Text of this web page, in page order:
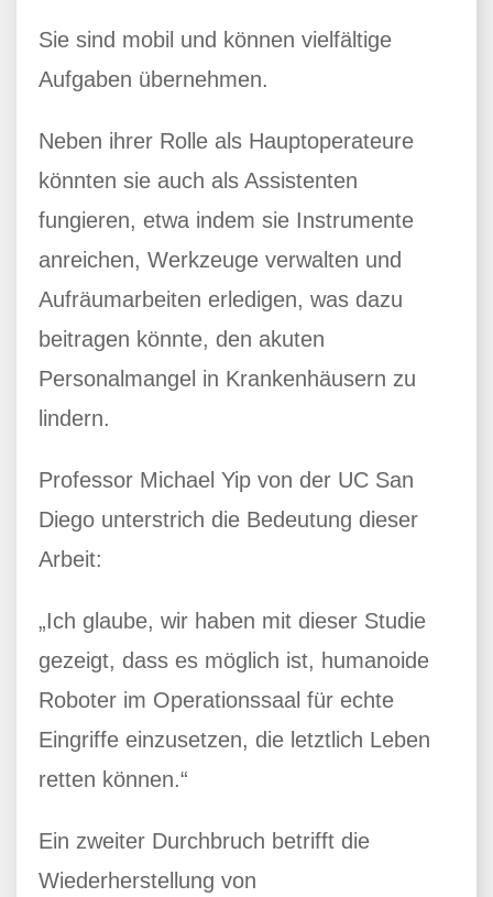
Sie sind mobil und können vielfältige
Aufgaben übernehmen.
Neben ihrer Rolle als Hauptoperateure
könnten sie auch als Assistenten
fungieren, etwa indem sie Instrumente
anreichen, Werkzeuge verwalten und
Aufräumarbeiten erledigen, was dazu
beitragen könnte, den akuten
Personalmangel in Krankenhäusern zu
lindern.
Professor Michael Yip von der UC San
Diego unterstrich die Bedeutung dieser
Arbeit:
„Ich glaube, wir haben mit dieser Studie
gezeigt, dass es möglich ist, humanoide
Roboter im Operationssaal für echte
Eingriffe einzusetzen, die letztlich Leben
retten können.“
Ein zweiter Durchbruch betrifft die
Wiederherstellung von